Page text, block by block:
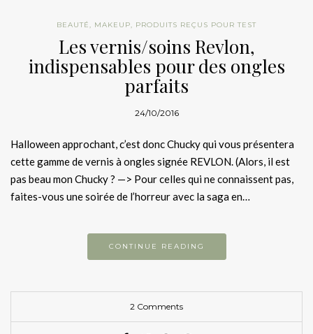
BEAUTÉ, MAKEUP, PRODUITS REÇUS POUR TEST
Les vernis/soins Revlon,
indispensables pour des ongles
parfaits
24/10/2016
Halloween approchant, c’est donc Chucky qui vous présentera
cette gamme de vernis à ongles signée REVLON. (Alors, il est
pas beau mon Chucky ? —> Pour celles qui ne connaissent pas,
faites-vous une soirée de l’horreur avec la saga en…
CONTINUE READING
2 Comments